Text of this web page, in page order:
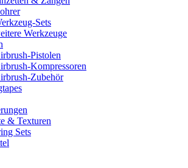
Sets
Werkzeuge
Pistolen
Kompressoren
Zubehör
& Texturen
Sets